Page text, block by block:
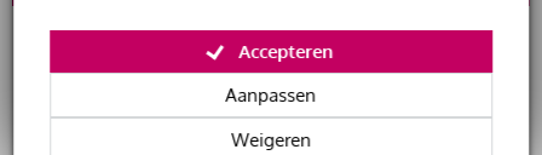
Weigeren
Aanpassen
Accepteren
BEZOEK ONZE WINKELS
Bax-shop Goes